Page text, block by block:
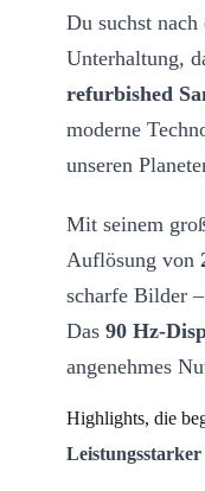
Du suchst
Unterhaltung,
refurbished
moderne
unseren
Mit seinem
Auflösung von
scharfe Bilder
Das 90 Hz-
angenehmes
Highlights, die
Leistungsstarker